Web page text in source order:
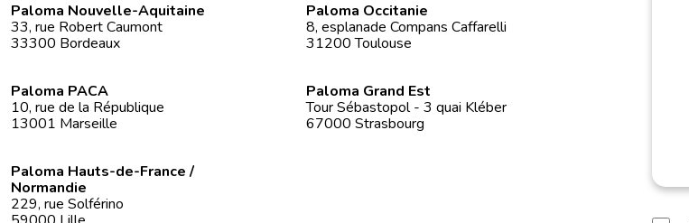
Paloma Nouvelle-Aquitaine
33, rue Robert Caumont
33300 Bordeaux
Paloma Occitanie
8, esplanade Compans Caffarelli
31200 Toulouse
Paloma PACA
10, rue de la République
13001 Marseille
Paloma Grand Est
Tour Sébastopol - 3 quai Kléber
67000 Strasbourg
Paloma Hauts-de-France /
Normandie
229, rue Solférino